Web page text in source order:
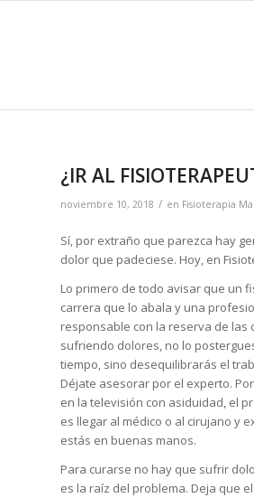
¿IR AL
noviembre 10, 2018 / en Fisioterapia
Sí, por extraño que parezca hay
dolor que padeciese. Hoy, en
Lo primero de todo avisar que un
carrera que lo abala y una
responsable con la reserva de las
sufriendo dolores, no lo
tiempo, sino desequilibrarás el
Déjate asesorar por el experto.
en la televisión con asiduidad, el
es llegar al médico o al cirujano y
estás en buenas manos.
Para curarse no hay que sufrir
es la raíz del problema. Deja que